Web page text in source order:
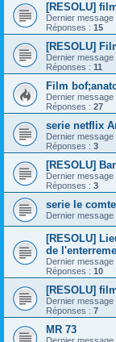
[RESOLU]
Dernier message
Réponses : 15
[RESOLU]
Dernier message
Réponses : 11
Film
Dernier message
Réponses : 27
serie netflix
Dernier message
Réponses : 3
[RESOLU]
Dernier message
Réponses : 3
serie le
Dernier message
[RESOLU]
de
Dernier message
Réponses : 10
[RESOLU]
Dernier message
Réponses : 7
MR 73